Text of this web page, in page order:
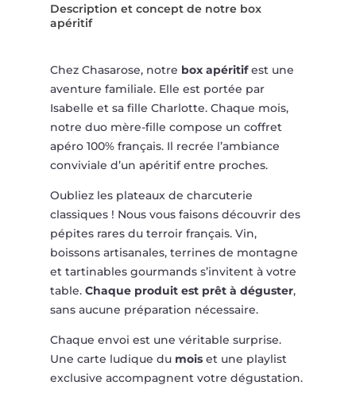
Description et concept de notre box
apéritif
Chez Chasarose, notre box apéritifest une
aventure familiale. Elle est portée par
Isabelle et sa fille Charlotte. Chaque mois,
notre duo mère-fille compose un coffret
apéro 100% français. Il recrée l’ambiance
conviviale d’un apéritif entre proches.
Oubliez les plateaux de charcuterie
classiques ! Nous vous faisons découvrir des
pépites rares du terroir français. Vin,
boissons artisanales, terrines de montagne
et tartinables gourmands s’invitent à votre
table. Chaque produit est prêt à déguster,
sans aucune préparation nécessaire.
Chaque envoi est une véritable surprise.
Une carte ludique du moiset une playlist
exclusive accompagnent votre dégustation.